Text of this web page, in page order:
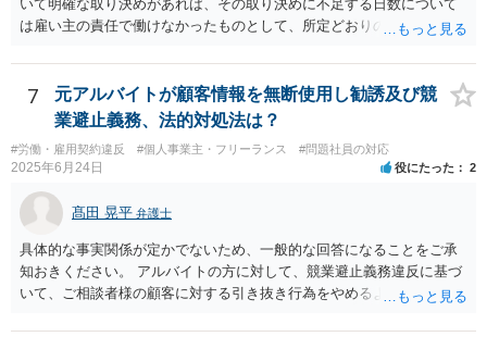
いて明確な取り決めがあれば、その取り決めに不足する日数について
は雇い主の責任で働けなかったものとして、所定どおりの賃金（民法5
条）を請求できる可能性があります。ただ、自分からシフトの希望日
数を減らした分については難しいでしょう。 特に後者については、違
反した場合は労働基準監督署に申告して雇い主に指導をしてもらう手
続が用意されています（労働基準法104条）。 前者については労働基
準監督署の管轄外ですので、弁護士に請求を依頼したり、裁判所に民
事訴訟や労働審判を申し立てたりする方法を取ることになるでしょ
う。
7
元アルバイトが顧客情報を無断使用し勧誘及び競
業避止義務、法的対処法は？
#労働・雇用契約違反 #個人事業主・フリーランス #問題社員の対応
2025年6月24日 役にたった 2
髙田 晃平 弁護士
具体的な事実関係が定かでないため、一般的な回答になることをご承
知おきください。 アルバイトの方に対して、競業避止義務違反に基づ
いて、ご相談者様の顧客に対する引き抜き行為をやめるように求める
いてネイルサロンを開業していることや、同意なく顧客の電話番号やL